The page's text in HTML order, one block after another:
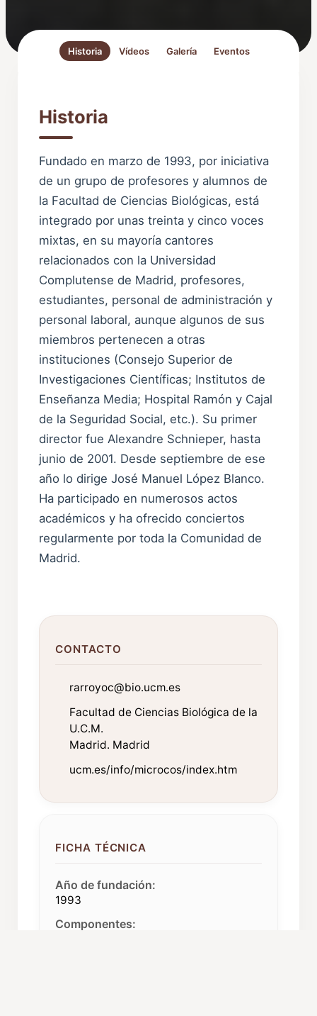
Historia Vídeos Galería Eventos
Historia
Fundado en marzo de 1993, por iniciativa
de un grupo de profesores y alumnos de
la Facultad de Ciencias Biológicas, está
integrado por unas treinta y cinco voces
mixtas, en su mayoría cantores
relacionados con la Universidad
Complutense de Madrid, profesores,
estudiantes, personal de administración y
personal laboral, aunque algunos de sus
miembros pertenecen a otras
instituciones (Consejo Superior de
Investigaciones Científicas; Institutos de
Enseñanza Media; Hospital Ramón y Cajal
de la Seguridad Social, etc.). Su primer
director fue Alexandre Schnieper, hasta
junio de 2001. Desde septiembre de ese
año lo dirige José Manuel López Blanco.
Ha participado en numerosos actos
académicos y ha ofrecido conciertos
regularmente por toda la Comunidad de
Madrid.
CONTACTO
rarroyoc@bio.ucm.es
Facultad de Ciencias Biológica de la
U.C.M.
Madrid. Madrid
ucm.es/info/microcos/index.htm
FICHA TÉCNICA
Año de fundación:
1993
Componentes: